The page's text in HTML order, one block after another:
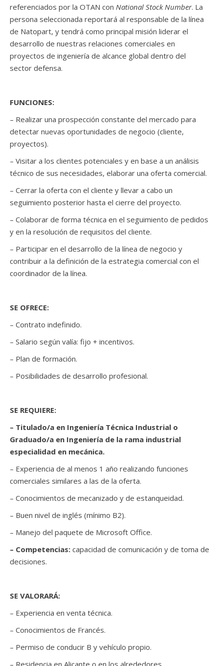
referenciados por la OTAN con National Stock Number. La
persona seleccionada reportará al responsable de la línea
de Natopart, y tendrá como principal misión liderar el
desarrollo de nuestras relaciones comerciales en
proyectos de ingeniería de alcance global dentro del
sector defensa.
FUNCIONES:
– Realizar una prospección constante del mercado para
detectar nuevas oportunidades de negocio (cliente,
proyectos).
– Visitar a los clientes potenciales y en base a un análisis
técnico de sus necesidades, elaborar una oferta comercial.
– Cerrar la oferta con el cliente y llevar a cabo un
seguimiento posterior hasta el cierre del proyecto.
– Colaborar de forma técnica en el seguimiento de pedidos
y en la resolución de requisitos del cliente.
– Participar en el desarrollo de la línea de negocio y
contribuir a la definición de la estrategia comercial con el
coordinador de la línea.
SE OFRECE:
– Contrato indefinido.
– Salario según valía: fijo + incentivos.
– Plan de formación.
– Posibilidades de desarrollo profesional.
SE REQUIERE:
– Titulado/a en Ingeniería Técnica Industrial o
Graduado/a en Ingeniería de la rama industrial
especialidad en mecánica.
– Experiencia de al menos 1 año realizando funciones
comerciales similares a las de la oferta.
– Conocimientos de mecanizado y de estanqueidad.
– Buen nivel de inglés (mínimo B2).
– Manejo del paquete de Microsoft Office.
– Competencias: capacidad de comunicación y de toma de
decisiones.
SE VALORARÁ:
– Experiencia en venta técnica.
– Conocimientos de Francés.
– Permiso de conducir B y vehículo propio.
– Residencia en Alicante o en los alrededores.